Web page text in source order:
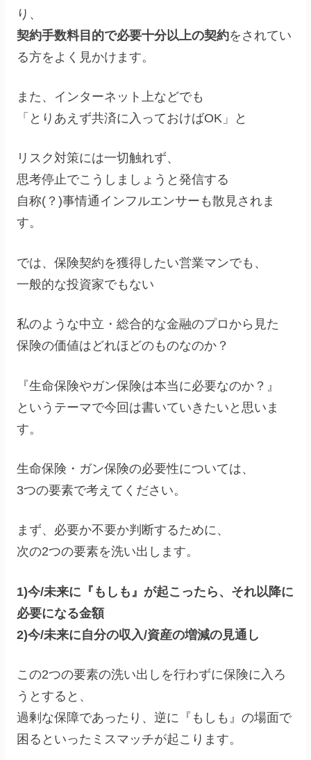
り、
契約手数料目的で必要十分以上の契約をされてい
る方をよく見かけます。
また、インターネット上などでも
「とりあえず共済に入っておけばOK」と
リスク対策には一切触れず、
思考停止でこうしましょうと発信する
自称(？)事情通インフルエンサーも散見されま
す。
では、保険契約を獲得したい営業マンでも、
一般的な投資家でもない
私のような中立・総合的な金融のプロから見た
保険の価値はどれほどのものなのか？
『生命保険やガン保険は本当に必要なのか？』
というテーマで今回は書いていきたいと思いま
す。
生命保険・ガン保険の必要性については、
3つの要素で考えてください。
まず、必要か不要か判断するために、
次の2つの要素を洗い出します。
1)今/未来に『もしも』が起こったら、それ以降に
必要になる金額
2)今/未来に自分の収入/資産の増減の見通し
この2つの要素の洗い出しを行わずに保険に入ろ
うとすると、
過剰な保障であったり、逆に『もしも』の場面で
困るといったミスマッチが起こります。